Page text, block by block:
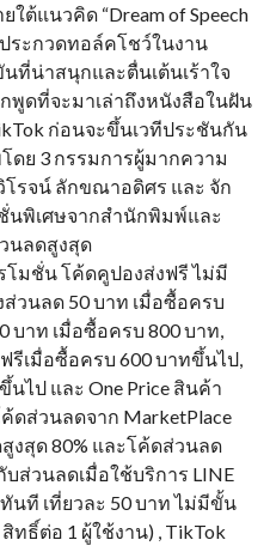
ใต้แนวคิด “Dream of Speech
ระกวดทอล์คโชว์ในงาน
ที่น่าสนุกและตื่นเต้นเร้าใจ
พูดที่จะมาเล่าถึงหนังสือในฝัน
ก่อนจะขึ้นเวทีประชันกัน
ดย 3 กรรมการผู้มากความ
โรจน์ ลักขณาอดิศร และ จัก
นพิเศษจากสำนักพิมพ์และ
นลดสูงสุด
โมชั่น โค้ดคูปองส่งฟรี ไม่มี
วนลด 50 บาท เมื่อซื้อครบ
บาท เมื่อซื้อครบ 800 บาท,
รีเมื่อซื้อครบ 600 บาทขึ้นไป,
นไป และ One Price สินค้า
ค้ดส่วนลดจาก MarketPlace
งสุด 80% และโค้ดส่วนลด
บส่วนลดเมื่อใช้บริการ LINE
นที เที่ยวละ 50 บาท ไม่มีขั้น
ทธิ์ต่อ 1 ผู้ใช้งาน) , TikTok